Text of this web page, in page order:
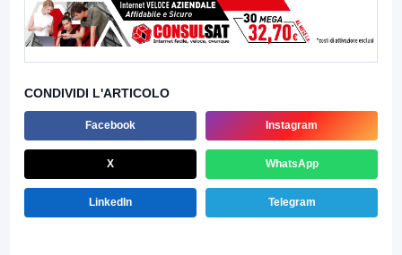
CONDIVIDI L'ARTICOLO
Facebook Instagram
X WhatsApp
LinkedIn Telegram